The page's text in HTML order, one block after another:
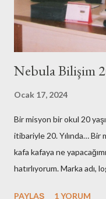
Nebula Bilişim
Ocak 17, 2024
Bir misyon bir okul 20
itibariyle 20. Yılında… Bir
kafa kafaya ne
hatırlıyorum. Marka adı,
PAYLAŞ 1 YORUM